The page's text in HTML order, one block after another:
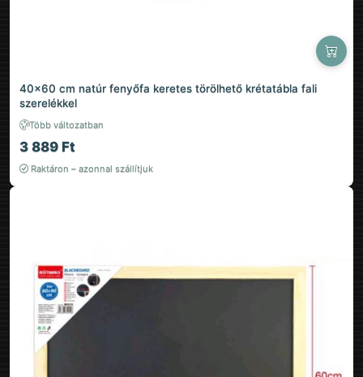
40×60 cm natúr fenyőfa keretes törölhető krétatábla fali
szerelékkel
Több változatban
3 889 Ft
Raktáron – azonnal szállítjuk